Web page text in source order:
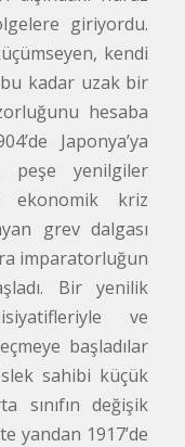
giriyordu.
kendi
bu kadar uzak bir
hesaba
Japonya’ya
peşe yenilgiler
ekonomik kriz
grev dalgası
imparatorluğun
Bir yenilik
ve
başladılar
sahibi küçük
sınıfın değişik
yandan 1917’de